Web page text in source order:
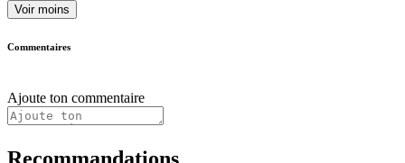
Voir moins
Commentaires
Ajoute ton commentaire